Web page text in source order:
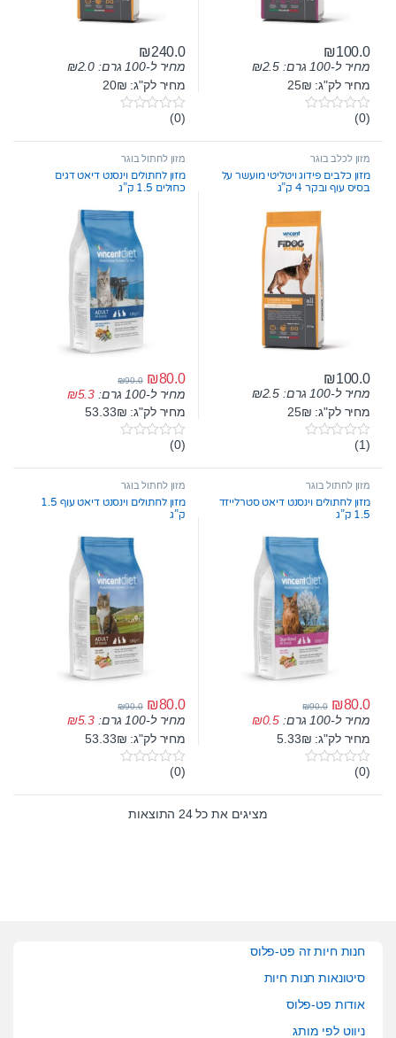
₪100.0
מחיר ל-100 גרם: ₪2.5
מחיר לק"ג: 25₪
0
t
o
f
5
(0)
₪240.0
מחיר ל-100 גרם: ₪2.0
מחיר לק"ג: 20₪
0
t
o
f
5
(0)
מזון לכלב בוגר
מזון כלבים פידוג ויטליטי מועשר על
בסיס עוף ובקר 4 ק”ג
₪100.0
מחיר ל-100 גרם: ₪2.5
מחיר לק"ג: 25₪
0
t
o
f
5
(1)
מזון לחתול בוגר
מזון לחתולים וינסנט דיאט דגים
כחולים 1.5 ק”ג
₪80.0
₪90.0
מחיר ל-100 גרם: ₪5.3
מחיר לק"ג: 53.33₪
0
t
o
f
5
(0)
מזון לחתול בוגר
מזון לחתולים וינסנט דיאט סטרלייזד
1.5 ק”ג
₪80.0
₪90.0
מחיר ל-100 גרם: ₪0.5
מחיר לק"ג: 5.33₪
0
u
(0)
מזון לחתול בוגר
מזון לחתולים וינסנט דיאט עוף 1.5
ק”ג
₪80.0
₪90.0
מחיר ל-100 גרם: ₪5.3
מחיר לק"ג: 53.33₪
0
u
t
(0)
מציגים את כל ⁦24⁩ התוצאות
חנות חיות זה פט-פלוס
סיטונאות חנות חיות
אודות פט-פלוס
ניווט לפי מותג